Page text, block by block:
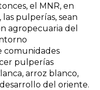
el MNR, en
pulperías, sean
agropecuaria del
comunidades
pulperías
arroz blanco,
del oriente.